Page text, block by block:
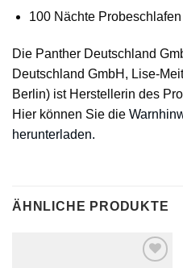
100 Nächte
Die Panther Deutschland
Deutschland GmbH, Lise-
Berlin) ist Herstellerin des
Hier können Sie die
herunterladen.
ÄHNLICHE PRODUKTE